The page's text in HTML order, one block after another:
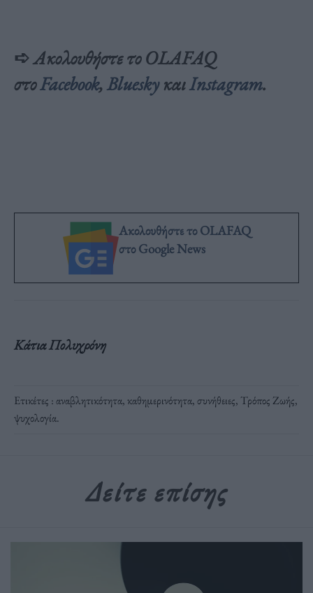
➪Ακολουθήστε το OLAFAQ
στοFacebook, Bluesky καιInstagram.
Ακολουθήστε το OLAFAQ
στο Google News
Κάτια Πολυχρόνη
Ετικέτες :αναβλητικότητα,καθημερινότητα,συνήθειες, Τρόπος Ζωής,
ψυχολογία.
Δείτε επίσης